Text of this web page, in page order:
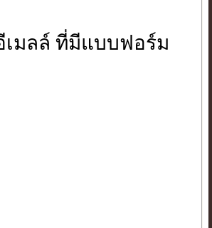
เมลล์ ที่มีแบบฟอร์ม